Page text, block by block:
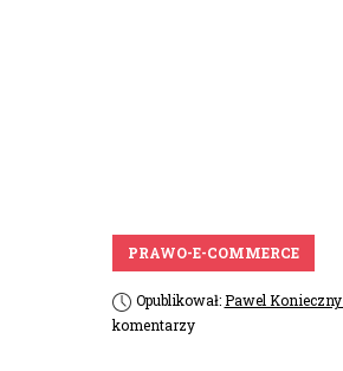
PRAWO-E-COMMERCE
Opublikował:Pawel Konieczny
komentarzy